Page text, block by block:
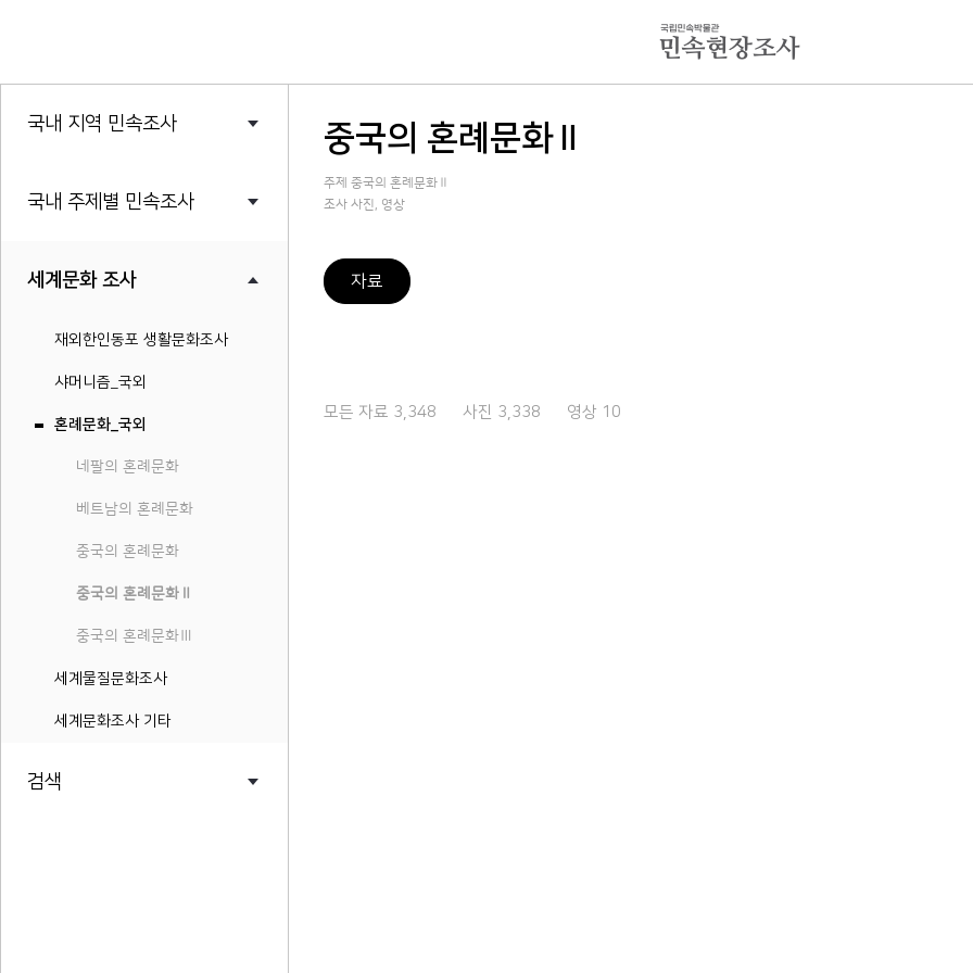
국내 지역 민속조사
국내 주제별 민속조사
세계문화 조사
재외한인동포 생활문화조사
샤머니즘_국외
혼례문화_국외
네팔의 혼례문화
베트남의 혼례문화
중국의 혼례문화
중국의 혼례문화Ⅱ
중국의 혼례문화Ⅲ
세계물질문화조사
세계문화조사 기타
검색
중국의 혼례문화Ⅱ
주제 중국의 혼례문화Ⅱ
조사 사진, 영상
자료
모든 자료 3,348 사진 3,338 영상 10